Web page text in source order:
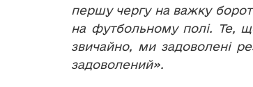
першу чергу на важку
на футбольному полі. Те,
звичайно, ми задоволені
задоволений».